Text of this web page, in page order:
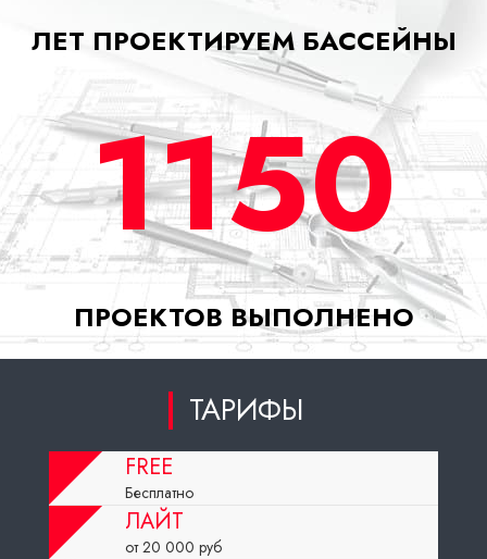
ЛЕТ ПРОЕКТИРУЕМ БАССЕЙНЫ
1150
ПРОЕКТОВ ВЫПОЛНЕНО
ТАРИФЫ
FREE
Бесплатно
ЛАЙТ
от 20 000 руб